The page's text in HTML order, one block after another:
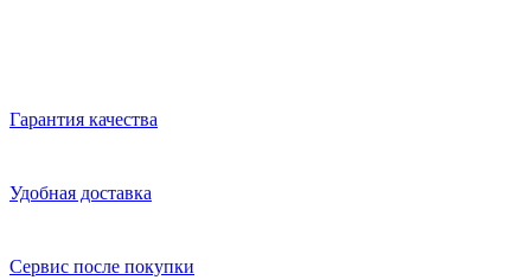
Гарантия качества
Удобная доставка
Сервис после покупки